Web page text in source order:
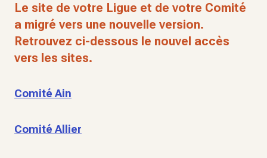
Le site de votre Ligue et de votre Comité
a migré vers une nouvelle version.
Retrouvez ci-dessous le nouvel accès
vers les sites.
Comité Ain
Comité Allier